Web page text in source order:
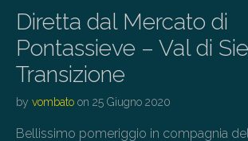
Diretta dal Mercato di
Pontassieve – Val di
Transizione
by vombato on 25 Giugno 2020
Bellissimo pomeriggio in compagnia